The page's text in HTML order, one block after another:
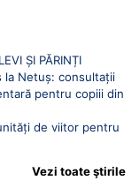
ȘI PĂRINȚI
la Netuș: consultații
pentru copiii din
de viitor pentru
Vezi toate ştirile